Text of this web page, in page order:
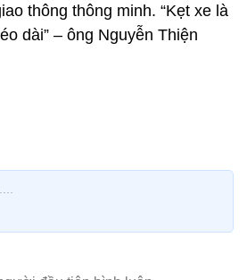
thông thông minh. “Kẹt xe là
dài” – ông Nguyễn Thiện